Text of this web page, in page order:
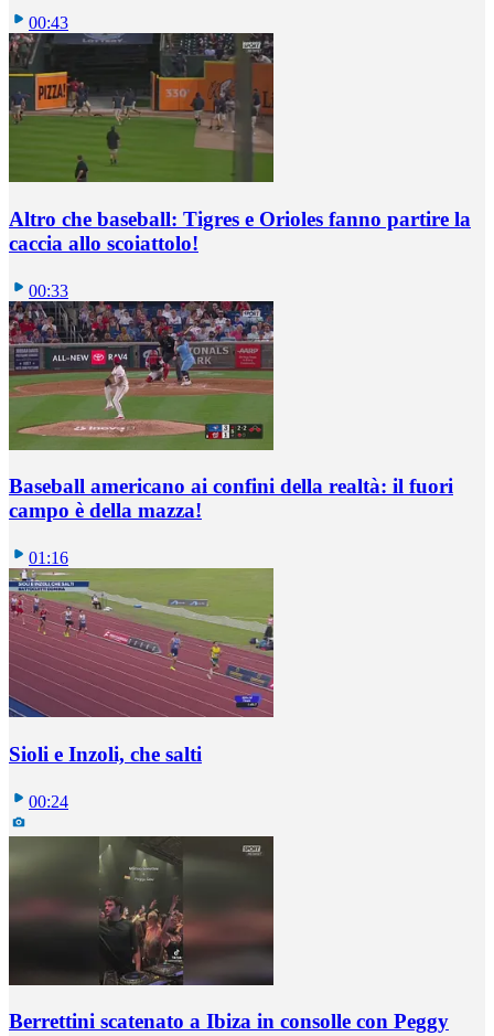
00:43
Altro che baseball: Tigres e Orioles fanno partire la
caccia allo scoiattolo!
00:33
Baseball americano ai confini della realtà: il fuori
campo è della mazza!
01:16
Sioli e Inzoli, che salti
00:24
Berrettini scatenato a Ibiza in consolle con Peggy